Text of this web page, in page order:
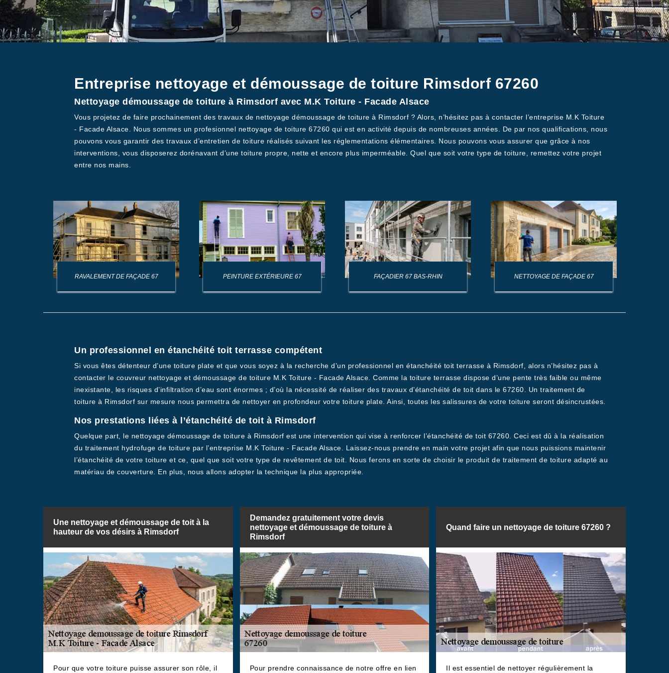
Entreprise nettoyage et démoussage de toiture Rimsdorf 67260
Nettoyage démoussage de toiture à Rimsdorf avec M.K Toiture - Facade Alsace
Vous projetez de faire prochainement des travaux de nettoyage démoussage de toiture à Rimsdorf ? Alors, n’hésitez pas à contacter l’entreprise M.K Toiture
- Facade Alsace. Nous sommes un profesionnel nettoyage de toiture 67260 qui est en activité depuis de nombreuses années. De par nos qualifications, nous
pouvons vous garantir des travaux d’entretien de toiture réalisés suivant les réglementations élémentaires. Nous pouvons vous assurer que grâce à nos
interventions, vous disposerez dorénavant d’une toiture propre, nette et encore plus imperméable. Quel que soit votre type de toiture, remettez votre projet
entre nos mains.
RAVALEMENT DE FAÇADE 67 PEINTURE EXTÉRIEURE 67 FAÇADIER 67 BAS-RHIN NETTOYAGE DE FAÇADE 67
Un professionnel en étanchéité toit terrasse compétent
Si vous êtes détenteur d’une toiture plate et que vous soyez à la recherche d’un professionnel en étanchéité toit terrasse à Rimsdorf, alors n’hésitez pas à
contacter le couvreur nettoyage et démoussage de toiture M.K Toiture - Facade Alsace. Comme la toiture terrasse dispose d’une pente très faible ou même
inexistante, les risques d’infiltration d’eau sont énormes ; d’où la nécessité de réaliser des travaux d’étanchéité de toit dans le 67260. Un traitement de
toiture à Rimsdorf sur mesure nous permettra de nettoyer en profondeur votre toiture plate. Ainsi, toutes les salissures de votre toiture seront désincrustées.
Nos prestations liées à l’étanchéité de toit à Rimsdorf
Quelque part, le nettoyage démoussage de toiture à Rimsdorf est une intervention qui vise à renforcer l’étanchéité de toit 67260. Ceci est dû à la réalisation
du traitement hydrofuge de toiture par l’entreprise M.K Toiture - Facade Alsace. Laissez-nous prendre en main votre projet afin que nous puissions maintenir
l’étanchéité de votre toiture et ce, quel que soit votre type de revêtement de toit. Nous ferons en sorte de choisir le produit de traitement de toiture adapté au
matériau de couverture. En plus, nous allons adopter la technique la plus appropriée.
Une nettoyage et démoussage de toit à la
hauteur de vos désirs à Rimsdorf
Pour que votre toiture puisse assurer son rôle, il
Demandez gratuitement votre devis
nettoyage et démoussage de toiture à
Rimsdorf
Pour prendre connaissance de notre offre en lien
Quand faire un nettoyage de toiture 67260 ?
Il est essentiel de nettoyer régulièrement la